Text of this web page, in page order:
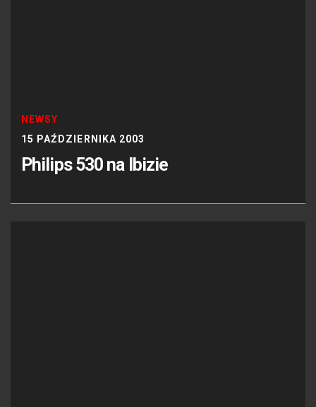
NEWSY
15 PAŹDZIERNIKA 2003
Philips 530 na Ibizie